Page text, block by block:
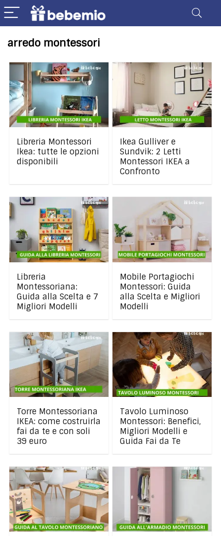
arredo montessori
Libreria Montessori
Ikea: tutte le opzioni
disponibili
Ikea Gulliver e
Sundvik: 2 Letti
Montessori IKEA a
Confronto
Libreria
Montessoriana:
Guida alla Scelta e 7
Migliori Modelli
Mobile Portagiochi
Montessori: Guida
alla Scelta e Migliori
Modelli
Torre Montessoriana
IKEA: come costruirla
fai da te e con soli
39 euro
Tavolo Luminoso
Montessori: Benefici,
Migliori Modelli e
Guida Fai da Te